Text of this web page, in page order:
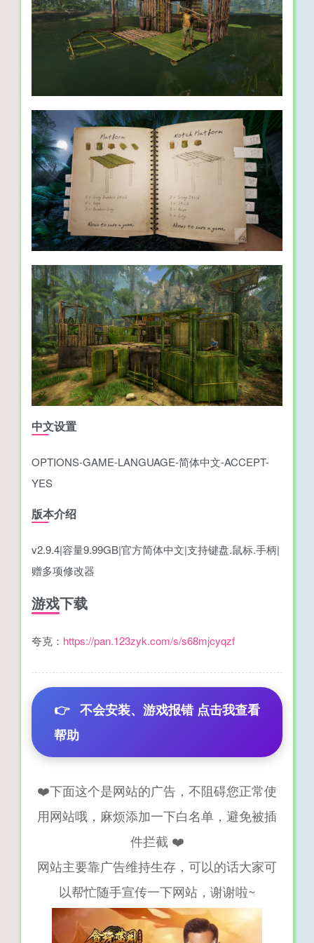
中文设置
OPTIONS-GAME-LANGUAGE-简体中文-ACCEPT-
YES
版本介绍
v2.9.4|容量9.99GB|官方简体中文|支持键盘.鼠标.手柄|
赠多项修改器
游戏下载
夸克： https://pan.123zyk.com/s/s68mjcyqzf
👉 不会安装、游戏报错 点击我查看
帮助
❤️下面这个是网站的广告，不阻碍您正常使
用网站哦，麻烦添加一下白名单，避免被插
件拦截 ❤️
网站主要靠广告维持生存，可以的话大家可
以帮忙随手宣传一下网站，谢谢啦~